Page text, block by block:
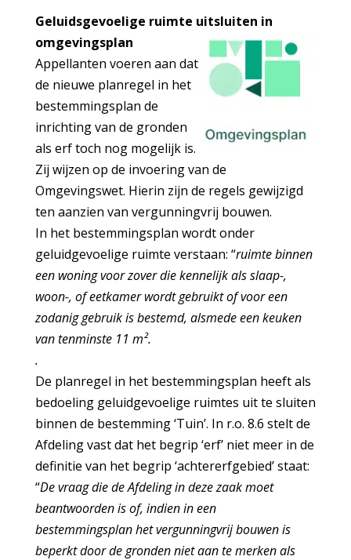
Geluidsgevoelige ruimte uitsluiten in
omgevingsplan
Appellanten voeren aan dat
de nieuwe planregel in het
bestemmingsplan de
inrichting van de gronden
als erf toch nog mogelijk is.
Zij wijzen op de invoering van de
Omgevingswet. Hierin zijn de regels gewijzigd
ten aanzien van vergunningvrij bouwen.
In het bestemmingsplan wordt onder
geluidgevoelige ruimte verstaan: “ruimte binnen
een woning voor zover die kennelijk als slaap-,
woon-, of eetkamer wordt gebruikt of voor een
zodanig gebruik is bestemd, alsmede een keuken
van tenminste 11 m².
.
De planregel in het bestemmingsplan heeft als
bedoeling geluidgevoelige ruimtes uit te sluiten
binnen de bestemming ‘Tuin’. In r.o. 8.6 stelt de
Afdeling vast dat het begrip ‘erf’ niet meer in de
definitie van het begrip ‘achtererfgebied’ staat:
“De vraag die de Afdeling in deze zaak moet
beantwoorden is of, indien in een
bestemmingsplan het vergunningvrij bouwen is
beperkt door de gronden niet aan te merken als